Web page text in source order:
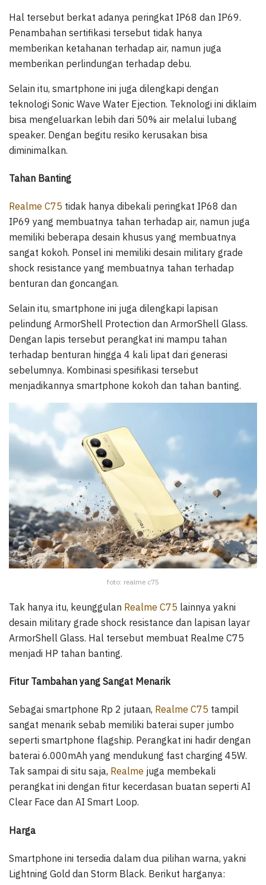
Hal tersebut berkat adanya peringkat IP68 dan IP69.
Penambahan sertifikasi tersebut tidak hanya
memberikan ketahanan terhadap air, namun juga
memberikan perlindungan terhadap debu.
Selain itu, smartphone ini juga dilengkapi dengan
teknologi Sonic Wave Water Ejection. Teknologi ini diklaim
bisa mengeluarkan lebih dari 50% air melalui lubang
speaker. Dengan begitu resiko kerusakan bisa
diminimalkan.
Tahan Banting
Realme C75 tidak hanya dibekali peringkat IP68 dan
IP69 yang membuatnya tahan terhadap air, namun juga
memiliki beberapa desain khusus yang membuatnya
sangat kokoh. Ponsel ini memiliki desain military grade
shock resistance yang membuatnya tahan terhadap
benturan dan goncangan.
Selain itu, smartphone ini juga dilengkapi lapisan
pelindung ArmorShell Protection dan ArmorShell Glass.
Dengan lapis tersebut perangkat ini mampu tahan
terhadap benturan hingga 4 kali lipat dari generasi
sebelumnya. Kombinasi spesifikasi tersebut
menjadikannya smartphone kokoh dan tahan banting.
foto: realme c75
Tak hanya itu, keunggulan Realme C75 lainnya yakni
desain military grade shock resistance dan lapisan layar
ArmorShell Glass. Hal tersebut membuat Realme C75
menjadi HP tahan banting.
Fitur Tambahan yang Sangat Menarik
Sebagai smartphone Rp 2 jutaan, Realme C75 tampil
sangat menarik sebab memiliki baterai super jumbo
seperti smartphone flagship. Perangkat ini hadir dengan
baterai 6.000mAh yang mendukung fast charging 45W.
Tak sampai di situ saja, Realme juga membekali
perangkat ini dengan fitur kecerdasan buatan seperti AI
Clear Face dan AI Smart Loop.
Harga
Smartphone ini tersedia dalam dua pilihan warna, yakni
Lightning Gold dan Storm Black. Berikut harganya: